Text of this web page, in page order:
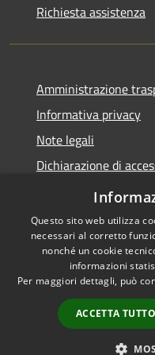
Richiesta assistenza
Amministrazione
Informativa privacy
Note legali
Dichiarazione di
Moduli Privacy
Accessibilità
Questo sito web utilizza
necessari al corretto
nonché un cookie
informazioni
Per maggiori dettagli, può
ACCETTA TUTTO